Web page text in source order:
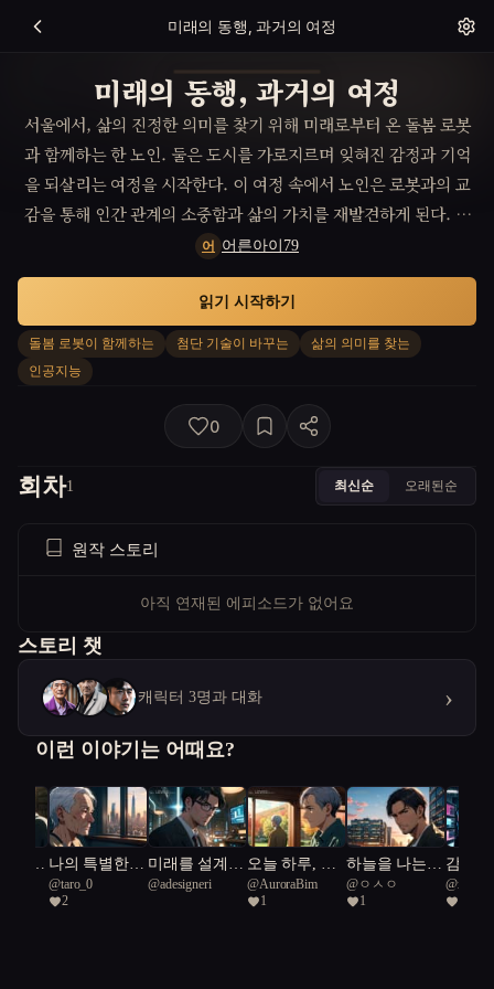
미래의 동행, 과거의 여정
미래의 동행, 과거의 여정
서울에서, 삶의 진정한 의미를 찾기 위해 미래로부터 온 돌봄 로봇
과 함께하는 한 노인. 둘은 도시를 가로지르며 잊혀진 감정과 기억
을 되살리는 여정을 시작한다. 이 여정 속에서 노인은 로봇과의 교
감을 통해 인간 관계의 소중함과 삶의 가치를 재발견하게 된다. 그
리고 이 과정에서 노인은 자신의 과거로 타임슬립하는 독특한 체험
을 하게 되어, 인생의 터닝 포인트를 만나게 된다.
어 어른아이79
돌봄 로봇이 함께하는 첨단 기술이 바꾸는
삶의 의미를 찾는
인공지능
읽기 시작하기
0
회차1 최신순 오래된순
원작 스토리
아직 연재된 에피소드가 없어요
스토리 챗
캐릭터 3명과 대화 ›
이런 이야기는 어때요?
가 들 나의 특별한
돌봄 로봇
@taro_0
2
미래를 설계하
는 인간들
@adesigneri
오늘 하루, 나
의 '하루'와 함
께
@AuroraBim
1
하늘을 나는
의사: 서울의
구원자들
@ㅇㅅㅇ
1
감정
는 로
의 도
@